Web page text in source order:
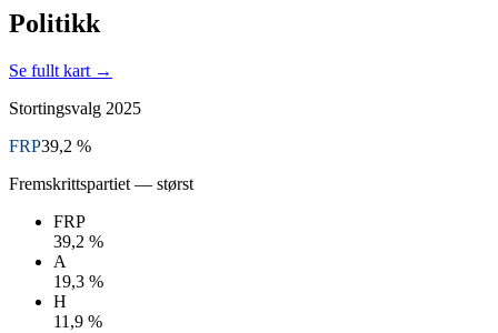
Politikk
Se fullt kart →
Stortingsvalg 2025
FRP39,2 %
Fremskrittspartiet — størst
FRP
39,2 %
A
19,3 %
H
11,9 %